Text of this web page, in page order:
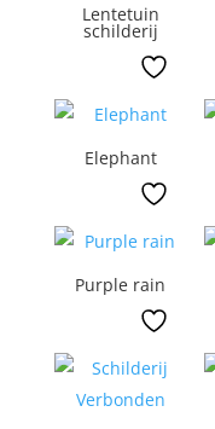
Lentetuin
schilderij
Elephant
Purple rain